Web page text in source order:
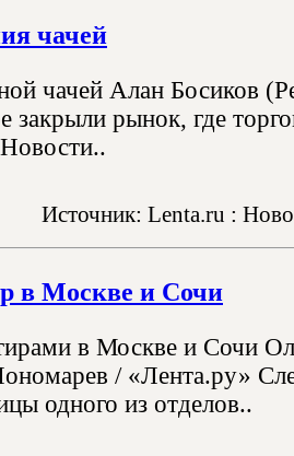
чачей
чачей Алан Босиков
рынок, где
Источник: Lenta.ru :
в Москве и Сочи
в Москве и Сочи
/ «Лента.ру»
одного из отделов..